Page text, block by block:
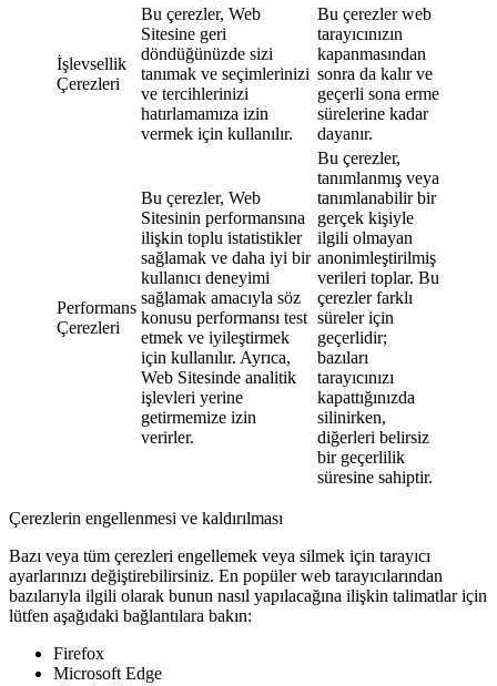
İşlevsellik
Çerezleri
Bu çerezler, Web
Sitesine geri
döndüğünüzde sizi
tanımak ve seçimlerinizi
ve tercihlerinizi
hatırlamamıza izin
vermek için kullanılır.
Bu çerezler web
tarayıcınızın
kapanmasından
sonra da kalır ve
geçerli sona erme
sürelerine kadar
dayanır.
Performans
Çerezleri
Bu çerezler, Web
Sitesinin performansına
ilişkin toplu istatistikler
sağlamak ve daha iyi bir
kullanıcı deneyimi
sağlamak amacıyla söz
konusu performansı test
etmek ve iyileştirmek
için kullanılır. Ayrıca,
Web Sitesinde analitik
işlevleri yerine
getirmemize izin
verirler.
Bu çerezler,
tanımlanmış veya
tanımlanabilir bir
gerçek kişiyle
ilgili olmayan
anonimleştirilmiş
verileri toplar. Bu
çerezler farklı
süreler için
geçerlidir;
bazıları
tarayıcınızı
kapattığınızda
silinirken,
diğerleri belirsiz
bir geçerlilik
süresine sahiptir.
Çerezlerin engellenmesi ve kaldırılması
Bazı veya tüm çerezleri engellemek veya silmek için tarayıcı
ayarlarınızı değiştirebilirsiniz. En popüler web tarayıcılarından
bazılarıyla ilgili olarak bunun nasıl yapılacağına ilişkin talimatlar için
lütfen aşağıdaki bağlantılara bakın:
Firefox
Microsoft Edge